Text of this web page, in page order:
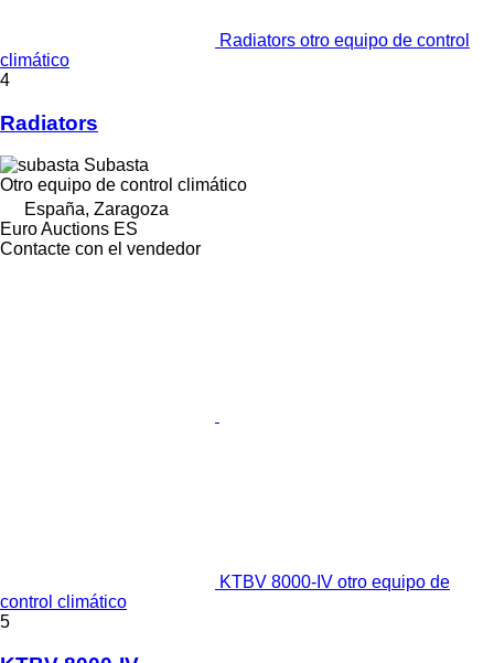
Radiators otro equipo de control
climático
4
Radiators
Subasta
Otro equipo de control climático
España, Zaragoza
Euro Auctions ES
Contacte con el vendedor
KTBV 8000-IV otro equipo de
control climático
5